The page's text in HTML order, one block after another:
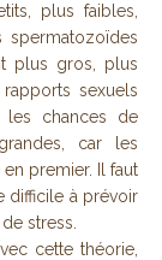
plus faibles,
plus gros, plus
sexuels
les chances de
car les
premier. Il faut
difficile à prévoir
stress.
cette théorie,